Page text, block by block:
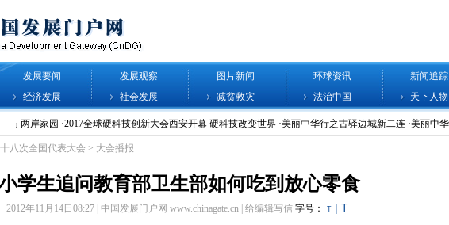
发展要闻 发展观察 图片新闻 环球资讯 新闻追踪
经济发展 社会发展 减贫救灾 法治中国 天下人物
八次全国代表大会 > 大会播报
学生追问教育部卫生部如何吃到放心零食
2012年11月14日08:27 | 中国发展门户网 www.chinagate.cn | 给编辑写信 字号： T | T